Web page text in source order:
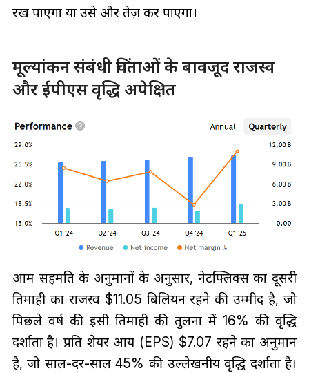
रख पाएगा या उसे और तेज़ कर पाएगा।
मूल्यांकन संबंधी चिंताओं के बावजूद राजस्व
और ईपीएस वृद्धि अपेक्षित
आम सहमति के अनुमानों के अनुसार, नेटफ्लिक्स का दूसरी
तिमाही का राजस्व $11.05 बिलियन रहने की उम्मीद है, जो
पिछले वर्ष की इसी तिमाही की तुलना में 16% की वृद्धि
दर्शाता है। प्रति शेयर आय (EPS) $7.07 रहने का अनुमान
है, जो साल-दर-साल 45% की उल्लेखनीय वृद्धि दर्शाता है।